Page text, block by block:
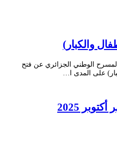
والكبار)
الوطني الجزائري عن فتح
على المدى ا…
2025